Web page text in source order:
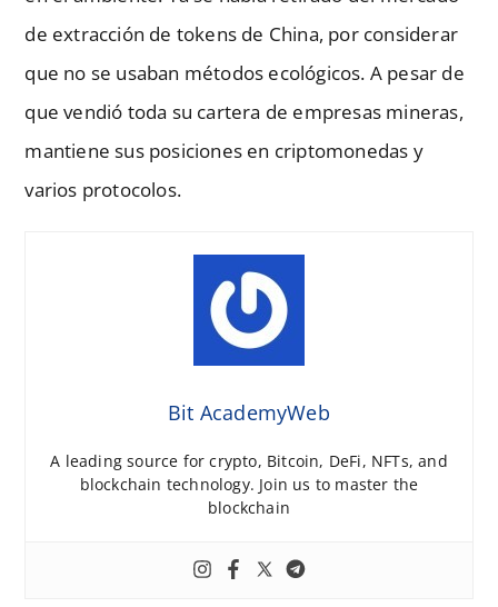
de extracción de tokens de China, por considerar
que no se usaban métodos ecológicos. A pesar de
que vendió toda su cartera de empresas mineras,
mantiene sus posiciones en criptomonedas y
varios protocolos.
Bit AcademyWeb
A leading source for crypto, Bitcoin, DeFi, NFTs, and
blockchain technology. Join us to master the
blockchain